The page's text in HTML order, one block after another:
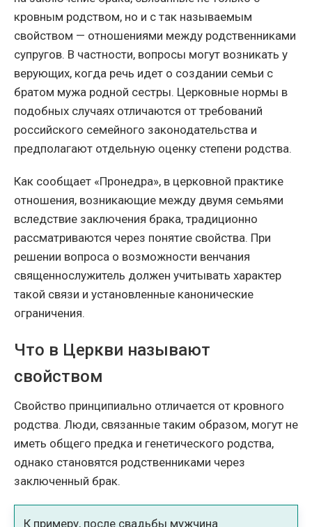
кровным родством, но и с так называемым
свойством — отношениями между родственниками
супругов. В частности, вопросы могут возникать у
верующих, когда речь идет о создании семьи с
братом мужа родной сестры. Церковные нормы в
подобных случаях отличаются от требований
российского семейного законодательства и
предполагают отдельную оценку степени родства.
Как сообщает «Пронедра», в церковной практике
отношения, возникающие между двумя семьями
вследствие заключения брака, традиционно
рассматриваются через понятие свойства. При
решении вопроса о возможности венчания
священнослужитель должен учитывать характер
такой связи и установленные канонические
ограничения.
Что в Церкви называют
свойством
Свойство принципиально отличается от кровного
родства. Люди, связанные таким образом, могут не
иметь общего предка и генетического родства,
однако становятся родственниками через
заключенный брак.
К примеру, после свадьбы мужчина